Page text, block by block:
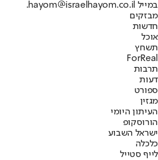
במייל hayom@israelhayom.co.il.
מבזקים
חדשות
אוכל
תשחץ
ForReal
תרבות
דעות
ספורט
מגזין
העיתון היומי
הורוסקופ
ישראל השבוע
כלכלה
לייף סטייל